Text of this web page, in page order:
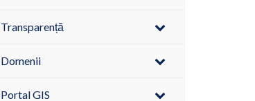
Transparență
Domenii
Portal GIS